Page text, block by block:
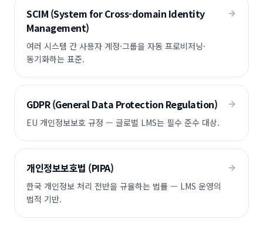
SCIM (System for Cross-domain Identity
Management)
여러 시스템 간 사용자 계정·그룹을 자동 프로비저닝·
동기화하는 표준.
GDPR (General Data Protection Regulation)
EU 개인정보보호 규정 — 글로벌 LMS는 필수 준수 대상.
개인정보보호법 (PIPA)
한국 개인정보 처리 전반을 규율하는 법률 — LMS 운영의
법적 기반.